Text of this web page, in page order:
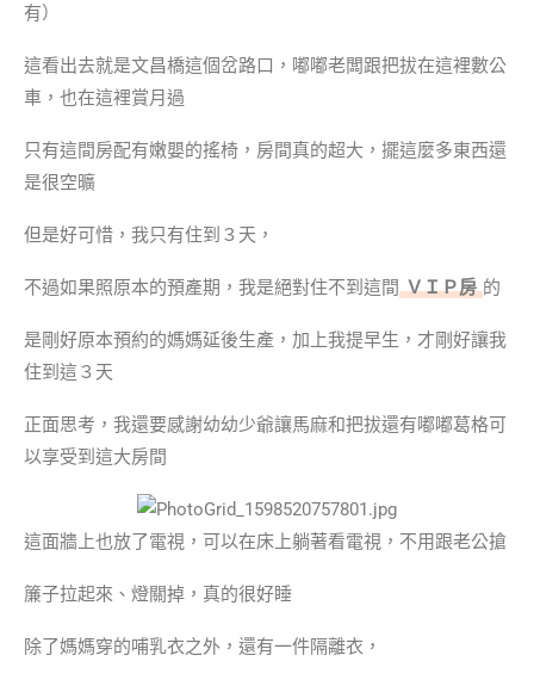
有）
這看出去就是文昌橋這個岔路口，嘟嘟老闆跟把拔在這裡數公
車，也在這裡賞月過
只有這間房配有嫩嬰的搖椅，房間真的超大，擺這麼多東西還
是很空曠
但是好可惜，我只有住到３天，
不過如果照原本的預產期，我是絕對住不到這間 ＶＩＰ房 的
是剛好原本預約的媽媽延後生產，加上我提早生，才剛好讓我
住到這３天
正面思考，我還要感謝幼幼少爺讓馬麻和把拔還有嘟嘟葛格可
以享受到這大房間
這面牆上也放了電視，可以在床上躺著看電視，不用跟老公搶
簾子拉起來、燈關掉，真的很好睡
除了媽媽穿的哺乳衣之外，還有一件隔離衣，